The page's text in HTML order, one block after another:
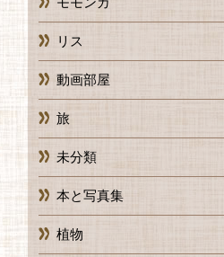
リス
動画部屋
旅
未分類
本と写真集
植物